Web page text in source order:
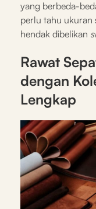
yang berbeda-
perlu tahu ukuran
hendak dibelikan
Rawat
dengan
Lengkap